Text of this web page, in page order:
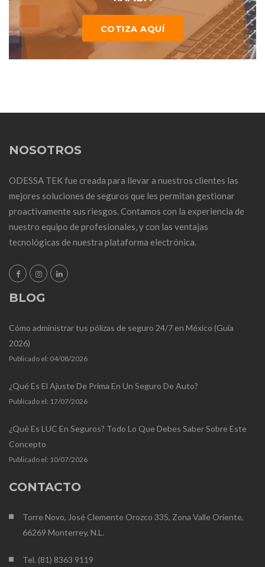
COTIZA AQUÍ
NOSOTROS
ODESSA TEK fue creada para llevar a nuestros clientes las
mejores soluciones de seguros que les permitan gestionar
proactivamente sus riesgos. Contamos con la experiencia de
nuestro equipo de profesionales, y con las ventajas
tecnológicas de nuestra plataforma electrónica.
BLOG
Cómo administrar tus pólizas de seguro 24/7 en México (Guía
2026)
Publicado el: 04/08/2026
¿Qué Es El Ajuste De Prima En Un Seguro De Auto?
Publicado el: 17/07/2026
¿Qué Es LUC En Seguros? Todo Lo Que Debes Saber Sobre Este
Concepto
Publicado el: 10/07/2026
CONTACTO
Torre Novo, José Clemente Orozco 335, Zona Valle Oriente,
66269 Monterrey, N.L.
Tel. (81) 8363 9119